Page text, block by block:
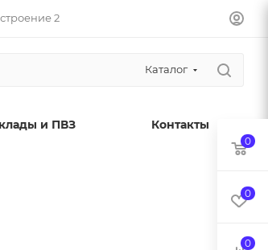
2
Каталог
и ПВЗ Контакты
0
0
0